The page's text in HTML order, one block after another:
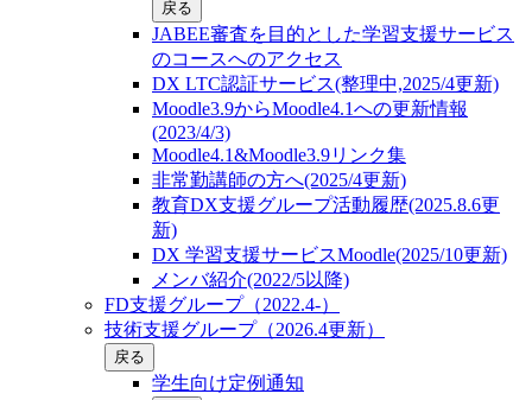
戻る
JABEE審査を目的とした学習支援サービス
のコースへのアクセス
DX LTC認証サービス(整理中,2025/4更新)
Moodle3.9からMoodle4.1への更新情報
(2023/4/3)
Moodle4.1&Moodle3.9リンク集
非常勤講師の方へ(2025/4更新)
教育DX支援グループ活動履歴(2025.8.6更
新)
DX 学習支援サービスMoodle(2025/10更新)
メンバ紹介(2022/5以降)
FD支援グループ（2022.4-）
技術支援グループ（2026.4更新）
戻る
学生向け定例通知